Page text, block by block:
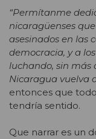
“Permítanme
nicaragüenses
asesinados en las
democracia, y a
luchando, sin más
Nicaragua vuelva
entonces que
tendría sentido.
Que narrar es un